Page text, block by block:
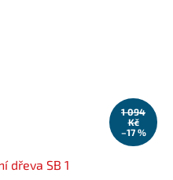
1 094
Kč
–17 %
dřeva SB 1